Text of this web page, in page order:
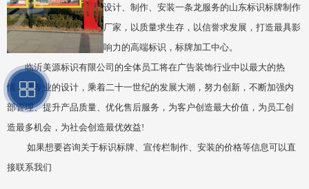
设计、制作、安装一条龙服务的山东标识标牌制作
厂家，以质量求生存，以信誉求发展，打造最具影
响力的高端标识，标牌加工中心。
临沂美源标识有限公司的全体员工将在广告装饰行业中以最大的热
情，最专业的设计，乘着二十一世纪的发展大潮，努力创新，不断加强内
部管理、提升产品质量、优化售后服务，为客户创造最大价值，为员工创
造最多机会，为社会创造最优效益!
如果想要咨询关于标识标牌、宣传栏制作、安装的价格等信息可以直
接联系我们